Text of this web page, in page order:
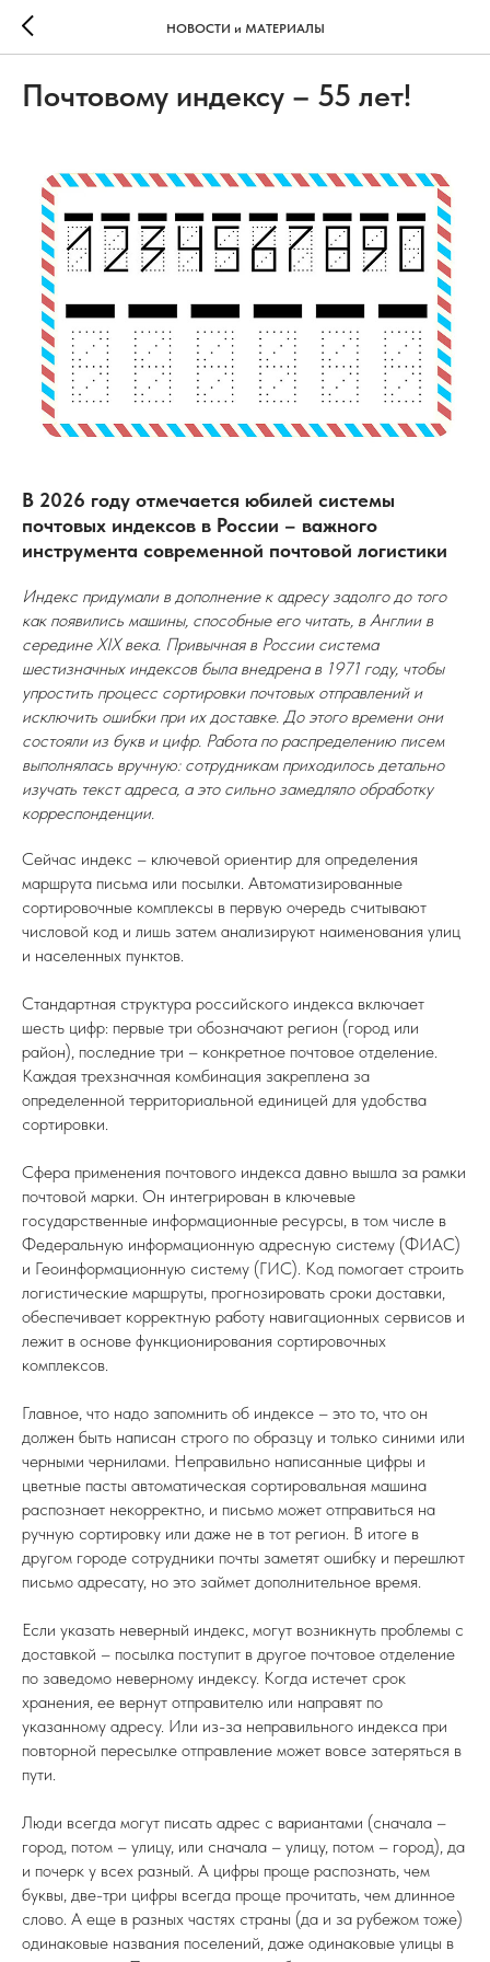
НОВОСТИ и МАТЕРИАЛЫ
Почтовому индексу – 55 лет!
В 2026 году отмечается юбилей системы
почтовых индексов в России – важного
инструмента современной почтовой логистики
Индекс придумали в дополнение к адресу задолго до того
как появились машины, способные его читать, в Англии в
середине XIX века. Привычная в России система
шестизначных индексов была внедрена в 1971 году, чтобы
упростить процесс сортировки почтовых отправлений и
исключить ошибки при их доставке. До этого времени они
состояли из букв и цифр. Работа по распределению писем
выполнялась вручную: сотрудникам приходилось детально
изучать текст адреса, а это сильно замедляло обработку
корреспонденции.
Сейчас индекс – ключевой ориентир для определения
маршрута письма или посылки. Автоматизированные
сортировочные комплексы в первую очередь считывают
числовой код и лишь затем анализируют наименования улиц
и населенных пунктов.
Стандартная структура российского индекса включает
шесть цифр: первые три обозначают регион (город или
район), последние три – конкретное почтовое отделение.
Каждая трехзначная комбинация закреплена за
определенной территориальной единицей для удобства
сортировки.
Сфера применения почтового индекса давно вышла за рамки
почтовой марки. Он интегрирован в ключевые
государственные информационные ресурсы, в том числе в
Федеральную информационную адресную систему (ФИАС)
и Геоинформационную систему (ГИС). Код помогает строить
логистические маршруты, прогнозировать сроки доставки,
обеспечивает корректную работу навигационных сервисов и
лежит в основе функционирования сортировочных
комплексов.
Главное, что надо запомнить об индексе – это то, что он
должен быть написан строго по образцу и только синими или
черными чернилами. Неправильно написанные цифры и
цветные пасты автоматическая сортировальная машина
распознает некорректно, и письмо может отправиться на
ручную сортировку или даже не в тот регион. В итоге в
другом городе сотрудники почты заметят ошибку и перешлют
письмо адресату, но это займет дополнительное время.
Если указать неверный индекс, могут возникнуть проблемы с
доставкой – посылка поступит в другое почтовое отделение
по заведомо неверному индексу. Когда истечет срок
хранения, ее вернут отправителю или направят по
указанному адресу. Или из-за неправильного индекса при
повторной пересылке отправление может вовсе затеряться в
пути.
Люди всегда могут писать адрес с вариантами (сначала –
город, потом – улицу, или сначала – улицу, потом – город), да
и почерк у всех разный. А цифры проще распознать, чем
буквы, две-три цифры всегда проще прочитать, чем длинное
слово. А еще в разных частях страны (да и за рубежом тоже)
одинаковые названия поселений, даже одинаковые улицы в